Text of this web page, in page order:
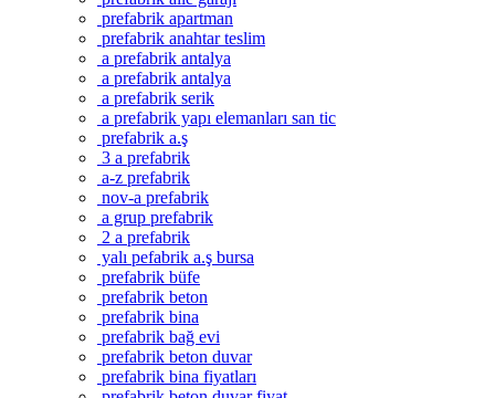
prefabrik apartman
prefabrik anahtar teslim
a prefabrik antalya
a prefabrik antalya
a prefabrik serik
a prefabrik yapı elemanları san tic
prefabrik a.ş
3 a prefabrik
a-z prefabrik
nov-a prefabrik
a grup prefabrik
2 a prefabrik
yalı pefabrik a.ş bursa
prefabrik büfe
prefabrik beton
prefabrik bina
prefabrik bağ evi
prefabrik beton duvar
prefabrik bina fiyatları